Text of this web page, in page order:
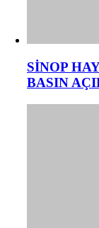
​SİNOP
BASIN